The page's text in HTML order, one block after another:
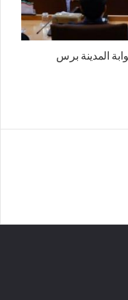
المدينة برس